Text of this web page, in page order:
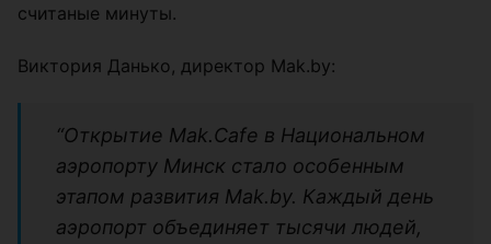
считаные минуты.
Виктория Данько, директор Mak.by:
“Открытие Mak.Cafe в Национальном
аэропорту Минск стало особенным
этапом развития Mak.by. Каждый день
аэропорт объединяет тысячи людей,